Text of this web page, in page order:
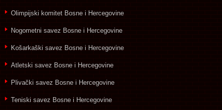
Olimpijski komitet Bosne i Hercegovine
Nogometni savez Bosne i Hercegovine
Košarkaški savez Bosne i Hercegovine
Atletski savez Bosne i Hercegovine
Plivački savez Bosne i Hercegovine
Teniski savez Bosne i Hercegovine